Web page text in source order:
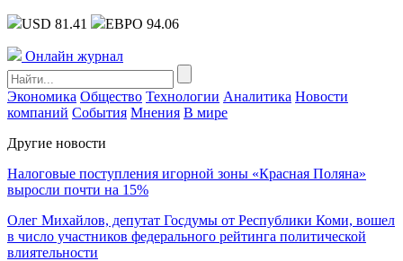
USD 81.41 ЕВРО 94.06
Онлайн журнал
Экономика Общество Технологии Аналитика Новости
компаний События Мнения В мире
Другие новости
Налоговые поступления игорной зоны «Красная Поляна»
выросли почти на 15%
Олег Михайлов, депутат Госдумы от Республики Коми, вошел
в число участников федерального рейтинга политической
влиятельности